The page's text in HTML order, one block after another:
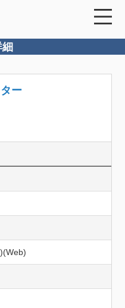
ー